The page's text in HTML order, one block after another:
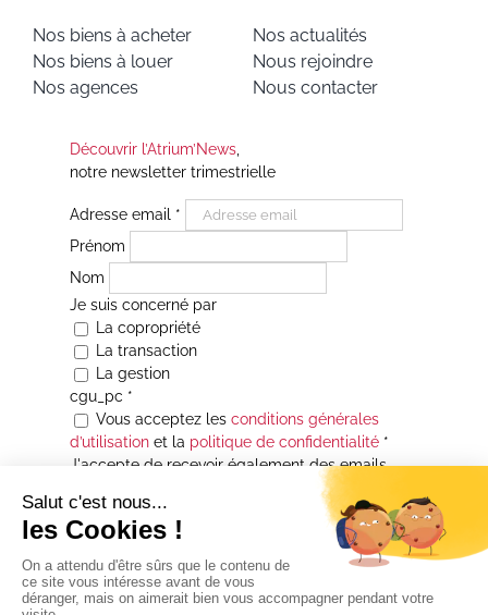
Nos biens à acheter
Nos biens à louer
Nos agences
Nos actualités
Nous rejoindre
Nous contacter
Découvrir l’Atrium’News,
notre newsletter trimestrielle
Adresse email *
Prénom
Nom
Je suis concerné par
La copropriété
La transaction
La gestion
cgu_pc *
Vous acceptez les conditions générales
d’utilisationet la politique de confidentialité*
J'accepte de recevoir également des emails
Je souhaite être informé(e) de toutes les
actualités immobilières des agences de la
Maison Atrium Gestion. À tout moment, vous
pourrez utiliser le lien de désabonnement
intégré aux courriers électroniques qui vous
seront envoyés.